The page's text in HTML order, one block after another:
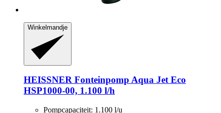
Winkelmandje
HEISSNER Fonteinpomp Aqua Jet Eco
HSP1000-​00, 1.100 l/h
Pompcapaciteit: 1.100 l/u